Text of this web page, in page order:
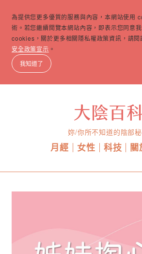
為提供您更多優質的服務與內容，本網站使用
術。若您繼續閱覽本網站內容，即表示您同意
cookies，關於更多相關隱私權政策資訊，請閱
安全政策宣示 。
我知道了
妳/你所不知道的陰部
月經 女性 科技 關